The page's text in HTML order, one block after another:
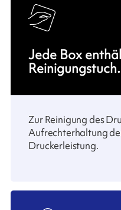
Jede Box
Reinigungstuch.
Zur Reinigung des
Aufrechterhaltung
Druckerleistung.